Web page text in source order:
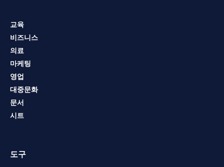
교육
비즈니스
의료
마케팅
영업
대중문화
문서
시트
도구